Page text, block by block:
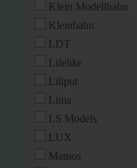
Klein Modellbahn
Kleinbahn
LDT
Lifelike
Liliput
Lima
LS Models
LUX
Mamos